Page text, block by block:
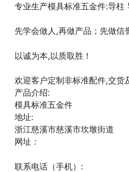
专业生产模具标准五金件:导柱
先学会做人,再做产品；先做信
以诚为本,以质取胜！
欢迎客户定制非标准配件,交货
产品介绍:
模具标准五金件
地址:
浙江慈溪市慈溪市坎墩街道
网址：
联系电话（手机）: